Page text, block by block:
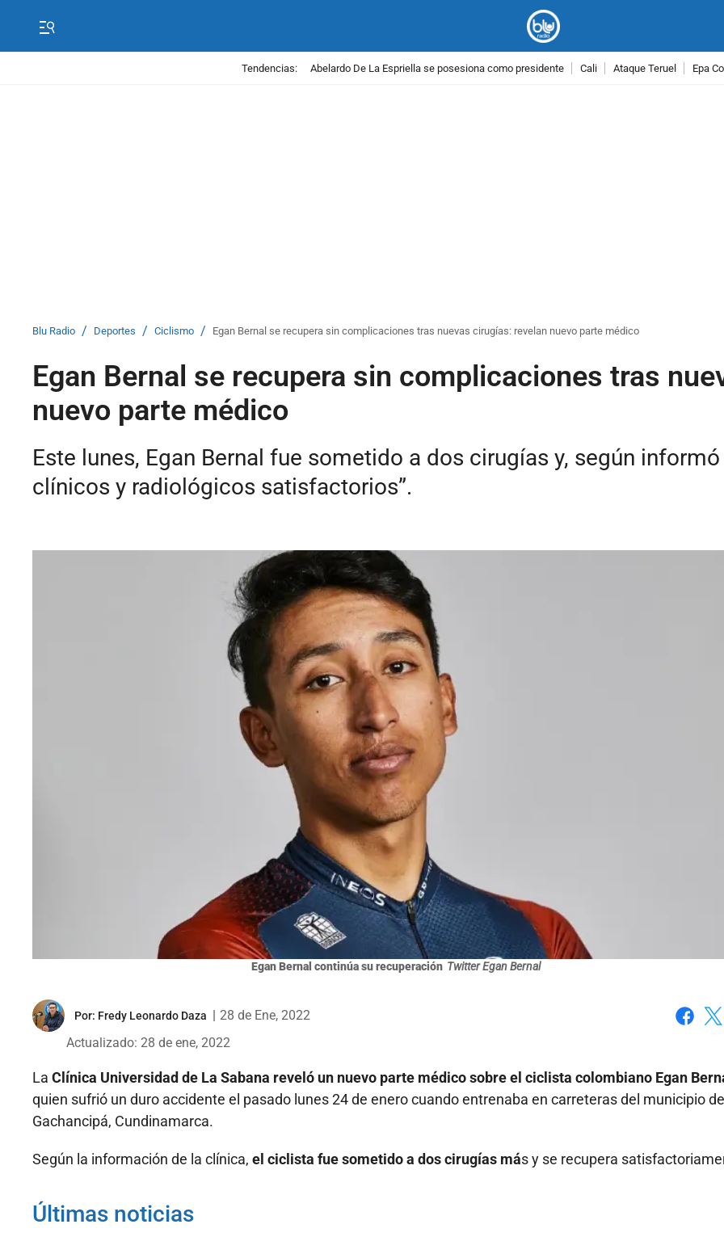
Tendencias: Abelardo De La Espriella se posesiona como presidente Cali Ataque Teruel Epa
Blu Radio / Deportes / Ciclismo / Egan Bernal se recupera sin complicaciones tras nuevas cirugías: revelan nuevo parte médico
Egan Bernal se recupera sin complicaciones tras
nuevo parte médico
Este lunes, Egan Bernal fue sometido a dos cirugías y, según
clínicos y radiológicos satisfactorios”.
Egan Bernal continúa su recuperación Twitter Egan Bernal
Por: Fredy Leonardo Daza
28 de Ene, 2022
Actualizado: 28 de ene, 2022
La Clínica Universidad de La Sabana reveló un nuevo parte médico sobre el ciclista colombiano Egan
quien sufrió un duro accidente el pasado lunes 24 de enero cuando entrenaba en carreteras del municipio de
Gachancipá, Cundinamarca.
Según la información de la clínica, el ciclista fue sometido a dos cirugías más y se recupera
Últimas noticias